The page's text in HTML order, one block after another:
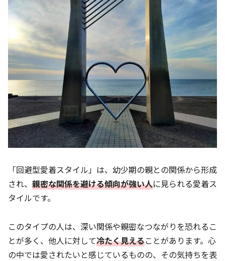
「回避型愛着スタイル」は、幼少期の親との関係から形成
され、 親密な関係を避ける傾向が強い人に見られる愛着ス
タイルです。
このタイプの人は、深い関係や親密なつながりを恐れるこ
とが多く、他人に対して冷たく見えることがあります。心
の中では愛されたいと感じているものの、その気持ちを表